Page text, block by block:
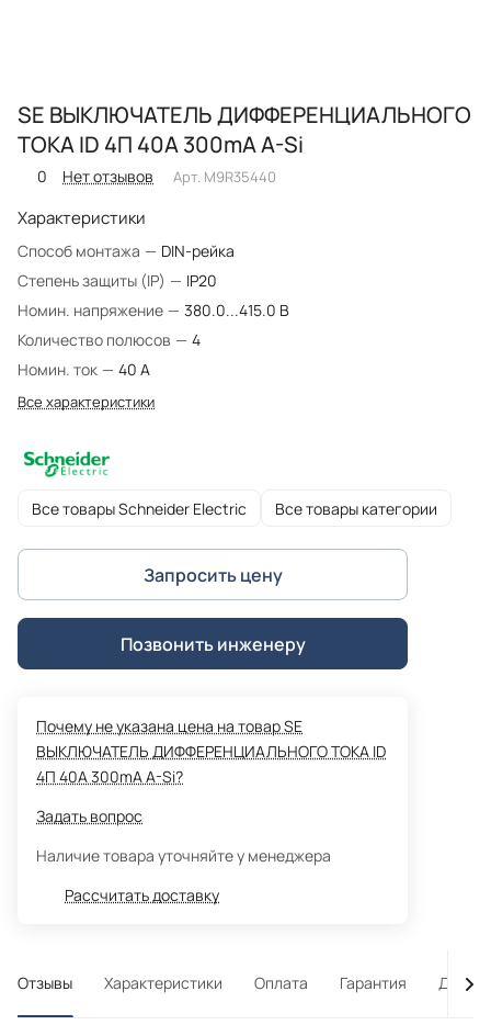
SE ВЫКЛЮЧАТЕЛЬ ДИФФЕРЕНЦИАЛЬНОГО
ТОКА ID 4П 40А 300mA A-Si
0 Нет отзывов Арт. M9R35440
Характеристики
Способ монтажа — DIN-рейка
Степень защиты (IP) — IP20
Номин. напряжение — 380.0...415.0 В
Количество полюсов — 4
Номин. ток — 40 А
Все характеристики
Все товары Schneider Electric Все товары категории
Запросить цену
Позвонить инженеру
Почему не указана цена на товар SE
ВЫКЛЮЧАТЕЛЬ ДИФФЕРЕНЦИАЛЬНОГО ТОКА ID
4П 40А 300mA A-Si?
Задать вопрос
Наличие товара уточняйте у менеджера
Рассчитать доставку
Отзывы Характеристики Оплата Гарантия